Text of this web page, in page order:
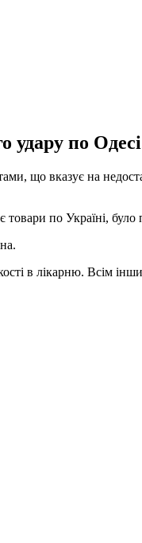
удару по
що вказує на
товари по Україні, було
в лікарню. Всім